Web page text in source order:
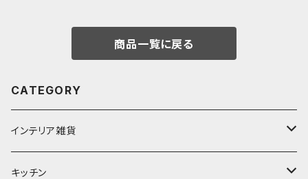
商品一覧に戻る
CATEGORY
インテリア雑貨
置物・オブジェ
キッチン